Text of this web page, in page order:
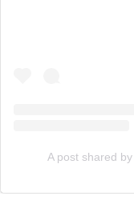
A post shared